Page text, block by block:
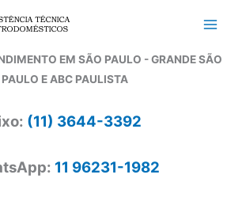
EM SÃO PAULO - GRANDE SÃO
PAULO E ABC PAULISTA
(11) 3644-3392
11 96231-1982